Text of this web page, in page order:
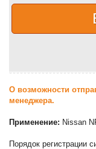
О возможности
менеджера.
Применение: Nissan
Порядок регистрации